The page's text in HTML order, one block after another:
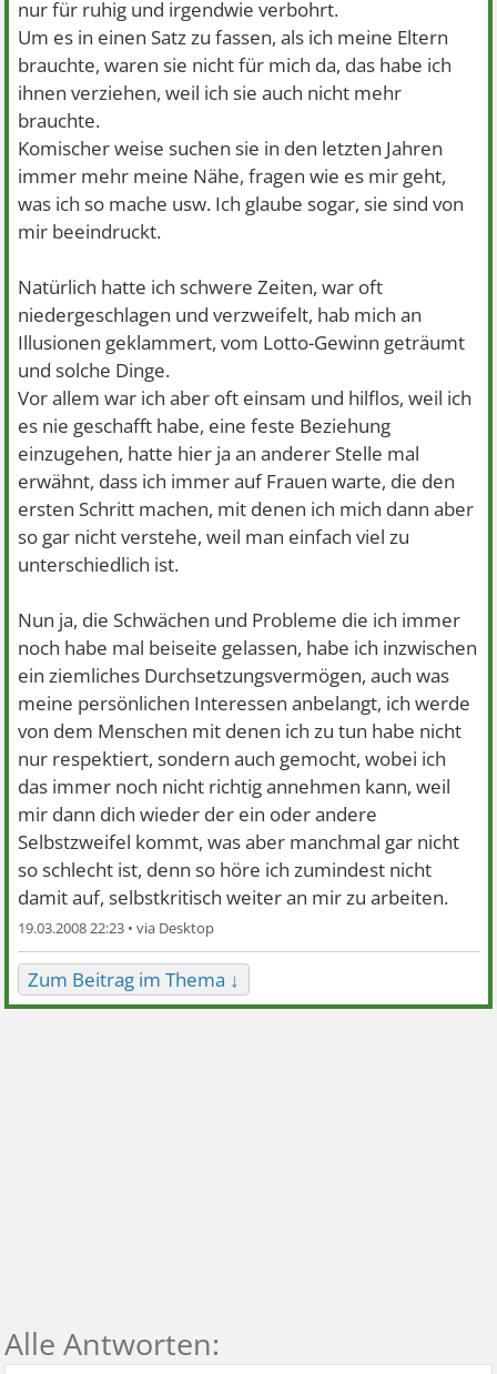
nur für ruhig und irgendwie verbohrt.
Um es in einen Satz zu fassen, als ich meine Eltern
brauchte, waren sie nicht für mich da, das habe ich
ihnen verziehen, weil ich sie auch nicht mehr
brauchte.
Komischer weise suchen sie in den letzten Jahren
immer mehr meine Nähe, fragen wie es mir geht,
was ich so mache usw. Ich glaube sogar, sie sind von
mir beeindruckt.
Natürlich hatte ich schwere Zeiten, war oft
niedergeschlagen und verzweifelt, hab mich an
Illusionen geklammert, vom Lotto-Gewinn geträumt
und solche Dinge.
Vor allem war ich aber oft einsam und hilflos, weil ich
es nie geschafft habe, eine feste Beziehung
einzugehen, hatte hier ja an anderer Stelle mal
erwähnt, dass ich immer auf Frauen warte, die den
ersten Schritt machen, mit denen ich mich dann aber
so gar nicht verstehe, weil man einfach viel zu
unterschiedlich ist.
Nun ja, die Schwächen und Probleme die ich immer
noch habe mal beiseite gelassen, habe ich inzwischen
ein ziemliches Durchsetzungsvermögen, auch was
meine persönlichen Interessen anbelangt, ich werde
von dem Menschen mit denen ich zu tun habe nicht
nur respektiert, sondern auch gemocht, wobei ich
das immer noch nicht richtig annehmen kann, weil
mir dann dich wieder der ein oder andere
Selbstzweifel kommt, was aber manchmal gar nicht
so schlecht ist, denn so höre ich zumindest nicht
damit auf, selbstkritisch weiter an mir zu arbeiten.
19.03.2008 22:23 •
Zum Beitrag im Thema ↓